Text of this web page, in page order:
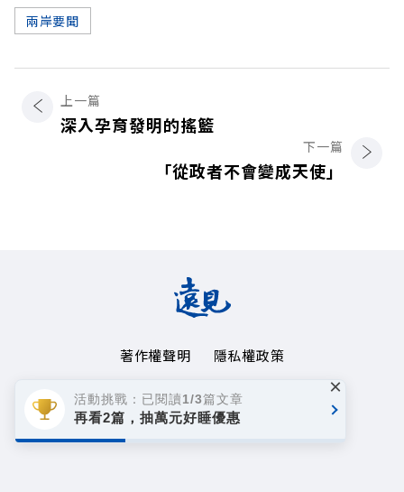
兩岸要聞
上一篇
深入孕育發明的搖籃
下一篇
「從政者不會變成天使」
著作權聲明
隱私權政策
Copyright© 1999~2026
遠見天下文化事業群. All rights reserved.
活動挑戰：已閱讀1/3篇文章
再看2篇，抽萬元好睡優惠
×